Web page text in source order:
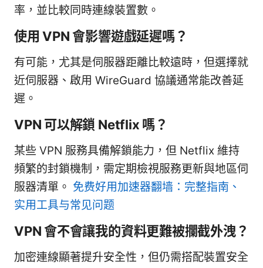
率，並比較同時連線裝置數。
使用 VPN 會影響遊戲延遲嗎？
有可能，尤其是伺服器距離比較遠時，但選擇就
近伺服器、啟用 WireGuard 協議通常能改善延
遲。
VPN 可以解鎖 Netflix 嗎？
某些 VPN 服務具備解鎖能力，但 Netflix 維持
頻繁的封鎖機制，需定期檢視服務更新與地區伺
服器清單。 免费好用加速器翻墙：完整指南、
实用工具与常见问题
VPN 會不會讓我的資料更難被攔截外洩？
加密連線顯著提升安全性，但仍需搭配裝置安全